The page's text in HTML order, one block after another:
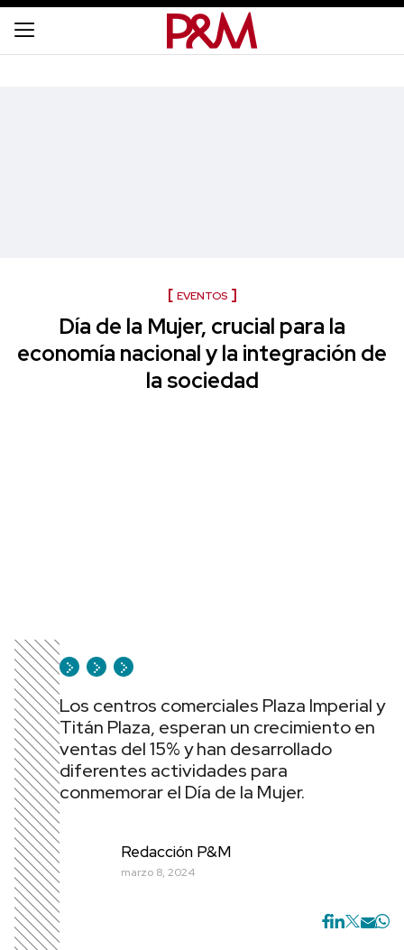
EVENTOS
Día de la Mujer, crucial para la
economía nacional y la integración de
la sociedad
Los centros comerciales Plaza Imperial y
Titán Plaza, esperan un crecimiento en
ventas del 15% y han desarrollado
diferentes actividades para
conmemorar el Día de la Mujer.
Redacción P&M
marzo 8, 2024